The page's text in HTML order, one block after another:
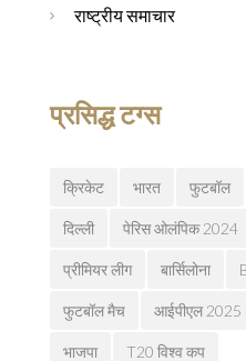
राष्ट्रीय समाचार
प्रसिद्ध टग्स
क्रिकेट भारत फुटबॉल
दिल्ली पेरिस ओलंपिक 2024
प्रीमियर लीग बार्सिलोना
फुटबॉल मैच आईपीएल 2025
भाजपा T20 विश्व कप